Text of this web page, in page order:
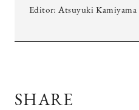
Editor: Atsuyuki Kamiyama
SHARE